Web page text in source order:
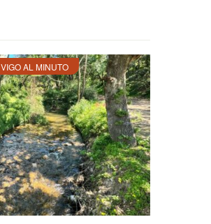
VIGO AL MINUTO